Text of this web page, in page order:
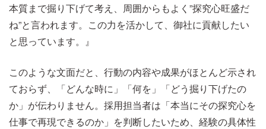
本質まで掘り下げて考え、周囲からもよく”探究心旺盛だ
ね”と言われます。この力を活かして、御社に貢献したい
と思っています。』
このような文面だと、行動の内容や成果がほとんど示され
ておらず、「どんな時に」「何を」「どう掘り下げたの
か」が伝わりません。採用担当者は「本当にその探究心を
仕事で再現できるのか」を判断したいため、経験の具体性